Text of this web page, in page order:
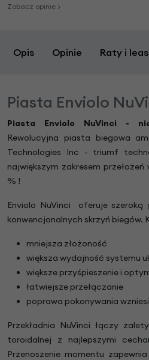
Zobacz opinie >
Opis Opinie Raty i
Piasta Enviolo
Piasta Enviolo NuVinci -
Rewolucyjna piasta biegowa
Technologies Inc - triumf
największym zakresem
% !
Enviolo NuVinci oferuje
konwencjonalnych skrzyń biegów.
mniejsza złożoność
większa wydajność systemu
większe przyśpieszenie i
łatwiejsze przełączanie
poprawa pokonywania
Przekładnia NuVinci łączy
toroidalnej z najlepszymi
Przenoszenie momentu